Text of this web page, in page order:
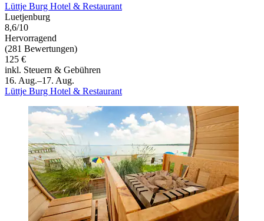
Lüttje Burg Hotel & Restaurant
Luetjenburg
8,6/10
Hervorragend
(281 Bewertungen)
125 €
inkl. Steuern & Gebühren
16. Aug.–17. Aug.
Lüttje Burg Hotel & Restaurant